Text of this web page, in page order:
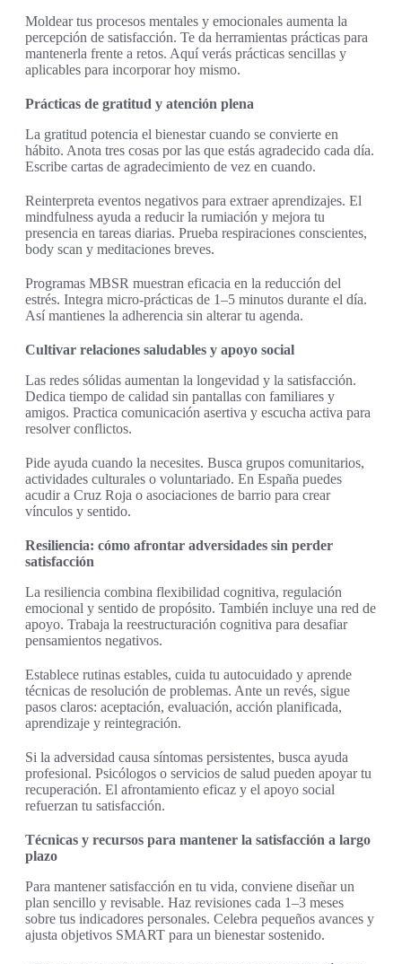
Moldear tus procesos mentales y emocionales aumenta la
percepción de satisfacción. Te da herramientas prácticas para
mantenerla frente a retos. Aquí verás prácticas sencillas y
aplicables para incorporar hoy mismo.
Prácticas de gratitud y atención plena
La gratitud potencia el bienestar cuando se convierte en
hábito. Anota tres cosas por las que estás agradecido cada día.
Escribe cartas de agradecimiento de vez en cuando.
Reinterpreta eventos negativos para extraer aprendizajes. El
mindfulness ayuda a reducir la rumiación y mejora tu
presencia en tareas diarias. Prueba respiraciones conscientes,
body scan y meditaciones breves.
Programas MBSR muestran eficacia en la reducción del
estrés. Integra micro-prácticas de 1–5 minutos durante el día.
Así mantienes la adherencia sin alterar tu agenda.
Cultivar relaciones saludables y apoyo social
Las redes sólidas aumentan la longevidad y la satisfacción.
Dedica tiempo de calidad sin pantallas con familiares y
amigos. Practica comunicación asertiva y escucha activa para
resolver conflictos.
Pide ayuda cuando la necesites. Busca grupos comunitarios,
actividades culturales o voluntariado. En España puedes
acudir a Cruz Roja o asociaciones de barrio para crear
vínculos y sentido.
Resiliencia: cómo afrontar adversidades sin perder
satisfacción
La resiliencia combina flexibilidad cognitiva, regulación
emocional y sentido de propósito. También incluye una red de
apoyo. Trabaja la reestructuración cognitiva para desafiar
pensamientos negativos.
Establece rutinas estables, cuida tu autocuidado y aprende
técnicas de resolución de problemas. Ante un revés, sigue
pasos claros: aceptación, evaluación, acción planificada,
aprendizaje y reintegración.
Si la adversidad causa síntomas persistentes, busca ayuda
profesional. Psicólogos o servicios de salud pueden apoyar tu
recuperación. El afrontamiento eficaz y el apoyo social
refuerzan tu satisfacción.
Técnicas y recursos para mantener la satisfacción a largo
plazo
Para mantener satisfacción en tu vida, conviene diseñar un
plan sencillo y revisable. Haz revisiones cada 1–3 meses
sobre tus indicadores personales. Celebra pequeños avances y
ajusta objetivos SMART para un bienestar sostenido.